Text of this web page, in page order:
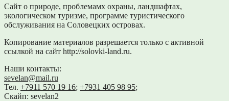
Сайт о природе, проблемамх охраны, ландшафтах,
экологическом туризме, программе туристического
обслуживания на Соловецких островах.
Копирование материалов разрешается только с активной
ссылкой на сайт http://solovki-land.ru.
Наши контакты:
sevelan@mail.ru
Тел. +7911 570 19 16; +7931 405 98 95;
Скайп: sevelan2